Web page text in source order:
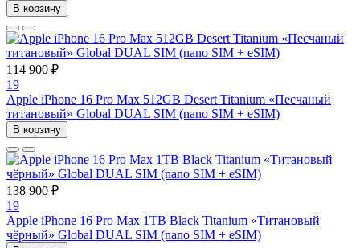
В корзину
114 900 ₽
19
Apple iPhone 16 Pro Max 512GB Desert Titanium «Песчаный
титановый» Global DUAL SIM (nano SIM + eSIM)
В корзину
138 900 ₽
19
Apple iPhone 16 Pro Max 1TB Black Titanium «Титановый
чёрный» Global DUAL SIM (nano SIM + eSIM)